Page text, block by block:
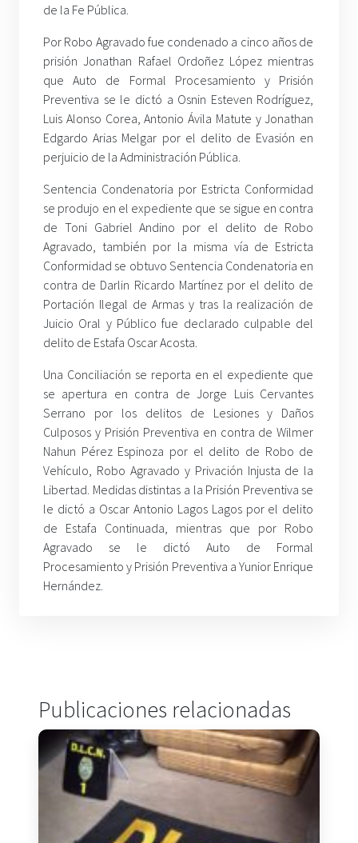
de la Fe Pública.
Por Robo Agravado fue condenado a cinco años de
prisión Jonathan Rafael Ordoñez López mientras
que Auto de Formal Procesamiento y Prisión
Preventiva se le dictó a Osnin Esteven Rodríguez,
Luis Alonso Corea, Antonio Ávila Matute y Jonathan
Edgardo Arias Melgar por el delito de Evasión en
perjuicio de la Administración Pública.
Sentencia Condenatoria por Estricta Conformidad
se produjo en el expediente que se sigue en contra
de Toni Gabriel Andino por el delito de Robo
Agravado, también por la misma vía de Estricta
Conformidad se obtuvo Sentencia Condenatoria en
contra de Darlin Ricardo Martínez por el delito de
Portación Ilegal de Armas y tras la realización de
Juicio Oral y Público fue declarado culpable del
delito de Estafa Oscar Acosta.
Una Conciliación se reporta en el expediente que
se apertura en contra de Jorge Luis Cervantes
Serrano por los delitos de Lesiones y Daños
Culposos y Prisión Preventiva en contra de Wilmer
Nahun Pérez Espinoza por el delito de Robo de
Vehículo, Robo Agravado y Privación Injusta de la
Libertad. Medidas distintas a la Prisión Preventiva se
le dictó a Oscar Antonio Lagos Lagos por el delito
de Estafa Continuada, mientras que por Robo
Agravado se le dictó Auto de Formal
Procesamiento y Prisión Preventiva a Yunior Enrique
Hernández.
Publicaciones relacionadas